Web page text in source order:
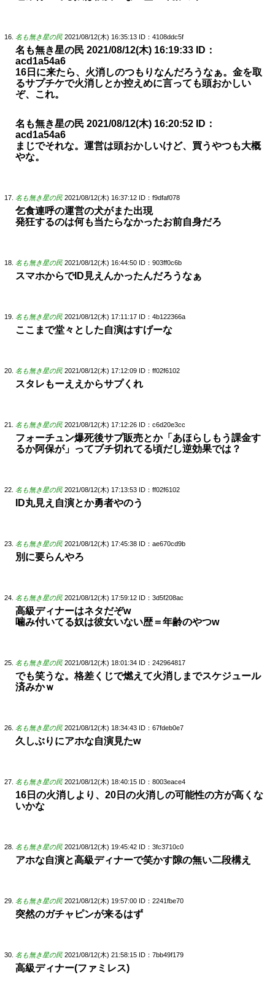
名も無き星の民 2021/08/12(木) 16:35:13 ID：4108ddc5f
名も無き星の民 2021/08/12(木) 16:19:33 ID：
acd1a54a6
16日に来たら、火消しのつもりなんだろうなぁ。金を取
るサプチケで火消しとか控えめに言っても頭おかしい
ぞ、これ。
名も無き星の民 2021/08/12(木) 16:20:52 ID：
acd1a54a6
まじでそれな。運営は頭おかしいけど、買うやつも大概
やな。
名も無き星の民 2021/08/12(木) 16:37:12 ID：f9dfaf078
乞食連呼の運営の犬がまた出現
発狂するのは何も当たらなかったお前自身だろ
名も無き星の民 2021/08/12(木) 16:44:50 ID：903ff0c6b
スマホからでID見えんかったんだろうなぁ
名も無き星の民 2021/08/12(木) 17:11:17 ID：4b122366a
ここまで堂々とした自演はすげーな
名も無き星の民 2021/08/12(木) 17:12:09 ID：ff02f6102
スタレもーええからサプくれ
名も無き星の民 2021/08/12(木) 17:12:26 ID：c6d20e3cc
フォーチュン爆死後サプ販売とか「あほらしもう課金す
るか阿保が」ってブチ切れてる頃だし逆効果では？
名も無き星の民 2021/08/12(木) 17:13:53 ID：ff02f6102
ID丸見え自演とか勇者やのう
名も無き星の民 2021/08/12(木) 17:45:38 ID：ae670cd9b
別に要らんやろ
名も無き星の民 2021/08/12(木) 17:59:12 ID：3d5f208ac
高級ディナーはネタだぞw
噛み付いてる奴は彼女いない歴＝年齢のやつw
名も無き星の民 2021/08/12(木) 18:01:34 ID：242964817
でも笑うな。格差くじで燃えて火消しまでスケジュール
済みかｗ
名も無き星の民 2021/08/12(木) 18:34:43 ID：67fdeb0e7
久しぶりにアホな自演見たw
名も無き星の民 2021/08/12(木) 18:40:15 ID：8003eace4
16日の火消しより、20日の火消しの可能性の方が高くな
いかな
名も無き星の民 2021/08/12(木) 19:45:42 ID：3fc3710c0
アホな自演と高級ディナーで笑かす隙の無い二段構え
名も無き星の民 2021/08/12(木) 19:57:00 ID：2241fbe70
突然のガチャピンが来るはず
名も無き星の民 2021/08/12(木) 21:58:15 ID：7bb49f179
高級ディナー(ファミレス)